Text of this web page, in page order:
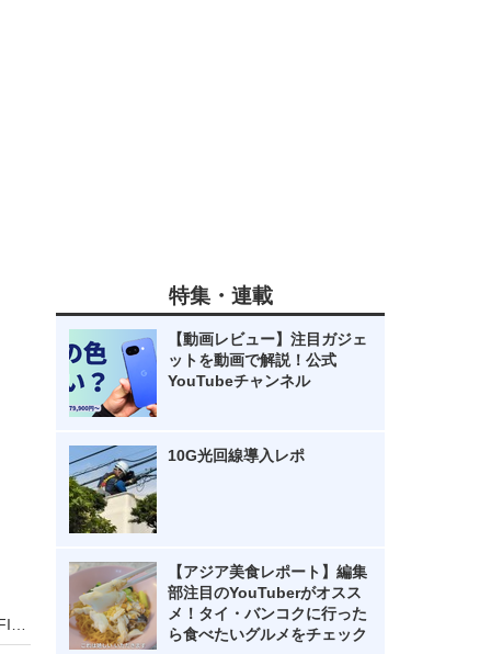
特集・連載
【動画レビュー】注目ガジェ
ットを動画で解説！公式
YouTubeチャンネル
10G光回線導入レポ
【アジア美食レポート】編集
部注目のYouTuberがオスス
メ！タイ・バンコクに行った
ら食べたいグルメをチェック